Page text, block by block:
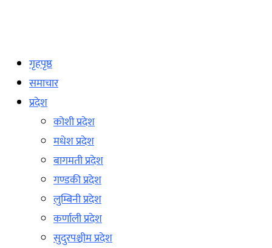
गृहपृष्ठ
समाचार
प्रदेश
कोशी प्रदेश
मधेश प्रदेश
बागमती प्रदेश
गण्डकी प्रदेश
लुम्बिनी प्रदेश
कर्णाली प्रदेश
सुदुरपश्चीम प्रदेश